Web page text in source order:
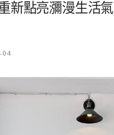
新點亮瀰漫生活
04